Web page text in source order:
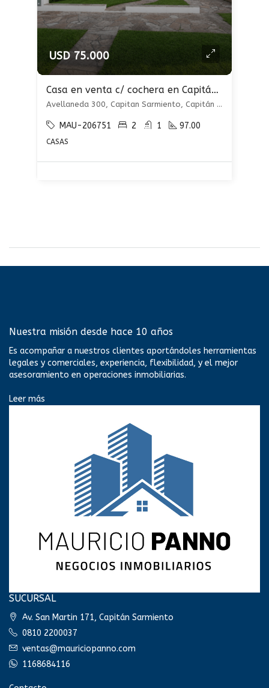
USD 75.000
Casa en venta c/ cochera en Capitán Sarmiento
Avellaneda 300, Capitan Sarmiento, Capitán Sarmiento, Capitán Sarmiento
MAU-206751 2 1 97.00
CASAS
Nuestra misión desde hace 10 años
Es acompañar a nuestros clientes aportándoles herramientas
legales y comerciales, experiencia, flexibilidad, y el mejor
asesoramiento en operaciones inmobiliarias.
Leer más
SUCURSAL
Av. San Martin 171, Capitán Sarmiento
0810 2200037
ventas@mauriciopanno.com
1168684116